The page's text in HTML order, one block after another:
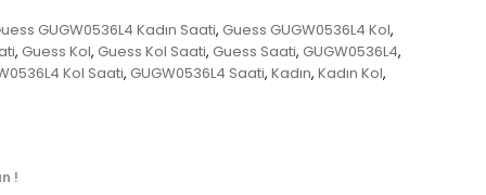
GUGW0536L4 Kadın Saati, Guess GUGW0536L4 Kol,
, Guess Kol, Guess Kol Saati, Guess Saati, GUGW0536L4,
Kol Saati, GUGW0536L4 Saati, Kadın, Kadın Kol,
!